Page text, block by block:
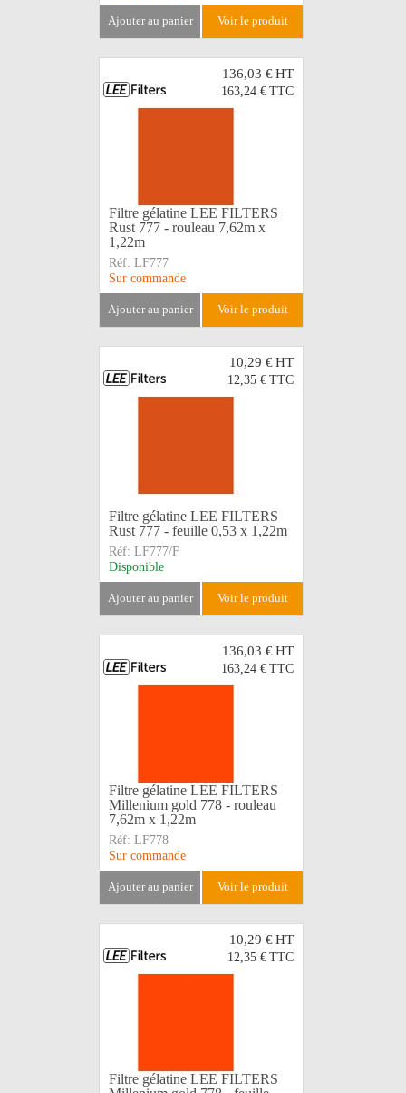
ajouter au panier voir le produit
136,03 €HT
163,24 € TTC
Filtre gélatine LEE FILTERS
Rust 777 - rouleau 7,62m x
1,22m
Réf: LF777
Sur commande
ajouter au panier voir le produit
10,29 €HT
12,35 € TTC
Filtre gélatine LEE FILTERS
Rust 777 - feuille 0,53 x 1,22m
Réf: LF777/F
Disponible
ajouter au panier voir le produit
136,03 €HT
163,24 € TTC
Filtre gélatine LEE FILTERS
Millenium gold 778 - rouleau
7,62m x 1,22m
Réf: LF778
Sur commande
ajouter au panier voir le produit
10,29 €HT
12,35 € TTC
Filtre gélatine LEE FILTERS